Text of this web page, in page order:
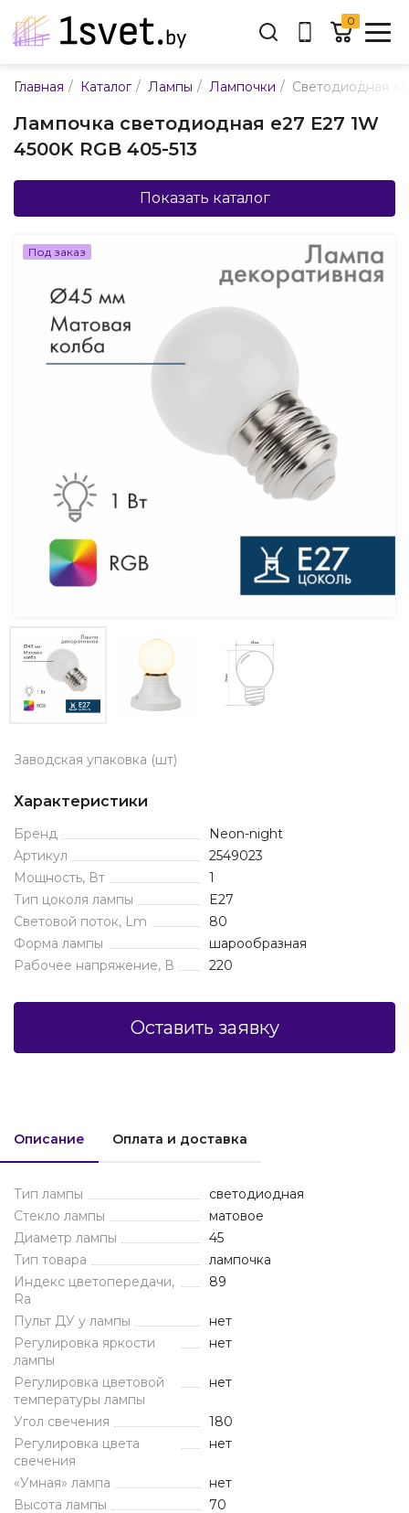
Адрес:
Время работы:
Пн-пт с 9:00 до 17:30
E-mail:
info@mpsnab.by
Заказать звонок
0
Главная / Каталог / Лампы / Лампочки / Светодиодная
Лампочка светодиодная e27 Е27 1W
4500K RGB 405-513
Показать каталог
Под заказ
Заводская упаковка (шт)
Характеристики
Бренд
Neon-night
Артикул
2549023
Мощность, Вт
1
Тип цоколя лампы
E27
Световой поток, Lm
80
Форма лампы
шарообразная
Рабочее напряжение, В
220
Оставить заявку
Описание Оплата и доставка
Тип лампы
светодиодная
Стекло лампы
матовое
Диаметр лампы
45
Тип товара
лампочка
Индекс цветопередачи,
Ra
89
Пульт ДУ у лампы
нет
Регулировка яркости
лампы
нет
Регулировка цветовой
температуры лампы
нет
Угол свечения
180
Регулировка цвета
свечения
нет
«Умная» лампа
нет
Высота лампы
70